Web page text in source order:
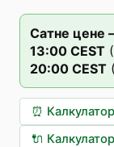
Сатне цене
13:00 CEST (
20:00 CEST (
⏰
🔌